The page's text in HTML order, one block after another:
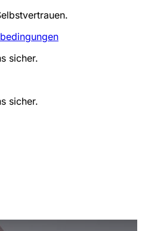
sicher.
sicher.